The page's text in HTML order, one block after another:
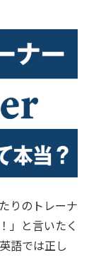
りのトレーナ
」と言いたく
語では正し